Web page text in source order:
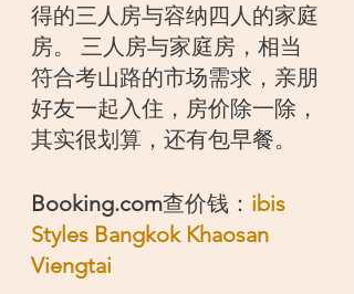
得的三人房与容纳四人的家庭
房。 三人房与家庭房，相当
符合考山路的市场需求，亲朋
好友一起入住，房价除一除，
其实很划算，还有包早餐。
Booking.com查价钱： ibis
Styles Bangkok Khaosan
Viengtai